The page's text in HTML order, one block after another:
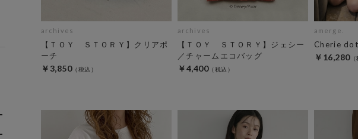
archives
【ＴＯＹ ＳＴＯＲＹ】クリアポ
ーチ
￥3,850
archives
【ＴＯＹ ＳＴＯＲＹ】ジェシー
／チャームエコバッグ
￥4,400
amerge.
Cherie
￥16,280